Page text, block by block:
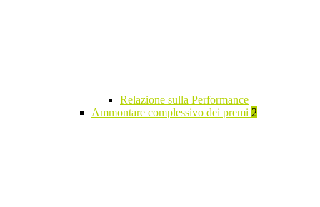
Relazione sulla Performance
Ammontare complessivo dei premi 2